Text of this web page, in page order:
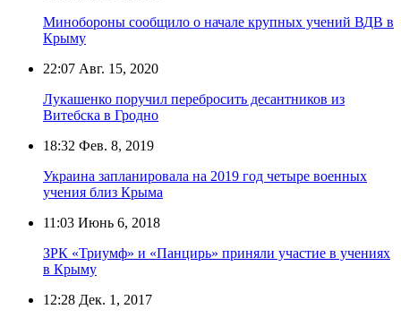
Минобороны сообщило о начале крупных учений ВДВ в
Крыму
22:07 Авг. 15, 2020
Лукашенко поручил перебросить десантников из
Витебска в Гродно
18:32 Фев. 8, 2019
Украина запланировала на 2019 год четыре военных
учения близ Крыма
11:03 Июнь 6, 2018
ЗРК «Триумф» и «Панцирь» приняли участие в учениях
в Крыму
12:28 Дек. 1, 2017